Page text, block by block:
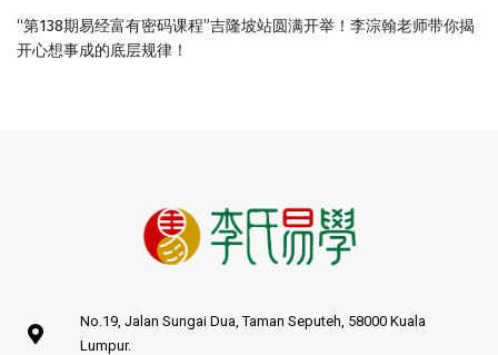
“第138期易经富有密码课程”吉隆坡站圆满开举！李淙翰老师带你揭
开心想事成的底层规律！
No.19, Jalan Sungai Dua, Taman Seputeh, 58000 Kuala
Lumpur.